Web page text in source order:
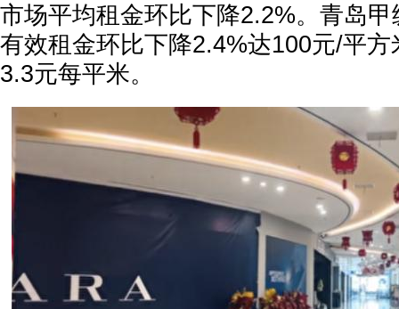
市场平均租金环比下降2.2%。青岛
有效租金环比下降2.4%达100元/平
3.3元每平米。